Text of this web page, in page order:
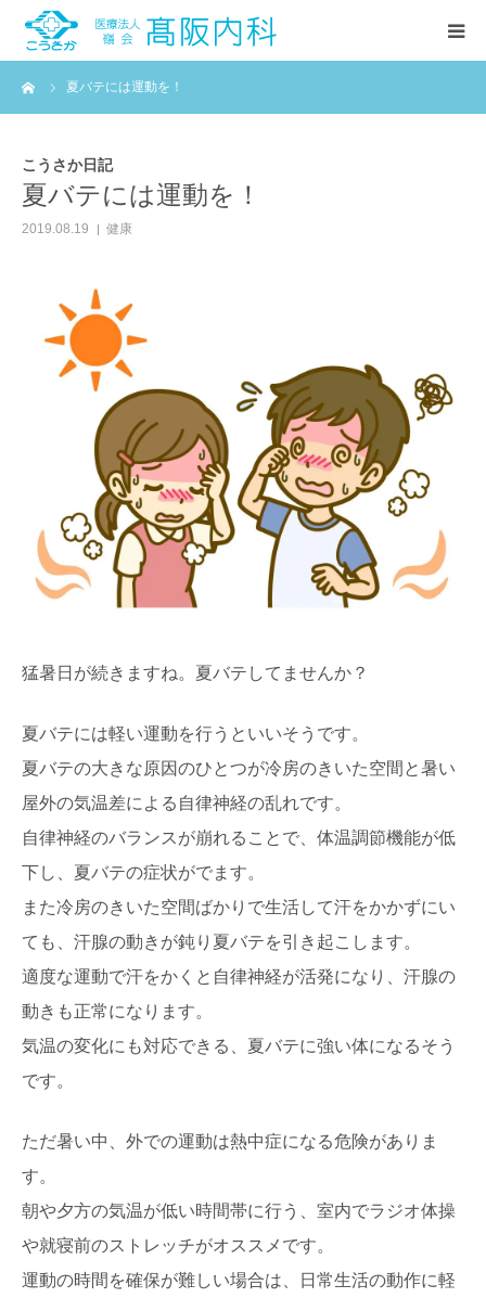
夏バテには運動を！
こうさか日記
夏バテには運動を！
2019.08.19 健康
猛暑日が続きますね。夏バテしてませんか？
夏バテには軽い運動を行うといいそうです。
夏バテの大きな原因のひとつが冷房のきいた空間と暑い
屋外の気温差による自律神経の乱れです。
自律神経のバランスが崩れることで、体温調節機能が低
下し、夏バテの症状がでます。
また冷房のきいた空間ばかりで生活して汗をかかずにい
ても、汗腺の動きが鈍り夏バテを引き起こします。
適度な運動で汗をかくと自律神経が活発になり、汗腺の
動きも正常になります。
気温の変化にも対応できる、夏バテに強い体になるそう
です。
ただ暑い中、外での運動は熱中症になる危険がありま
す。
朝や夕方の気温が低い時間帯に行う、室内でラジオ体操
や就寝前のストレッチがオススメです。
運動の時間を確保が難しい場合は、日常生活の動作に軽
HOME
診療案内
当院紹介
お知らせ
こうさか日記(ブログ)